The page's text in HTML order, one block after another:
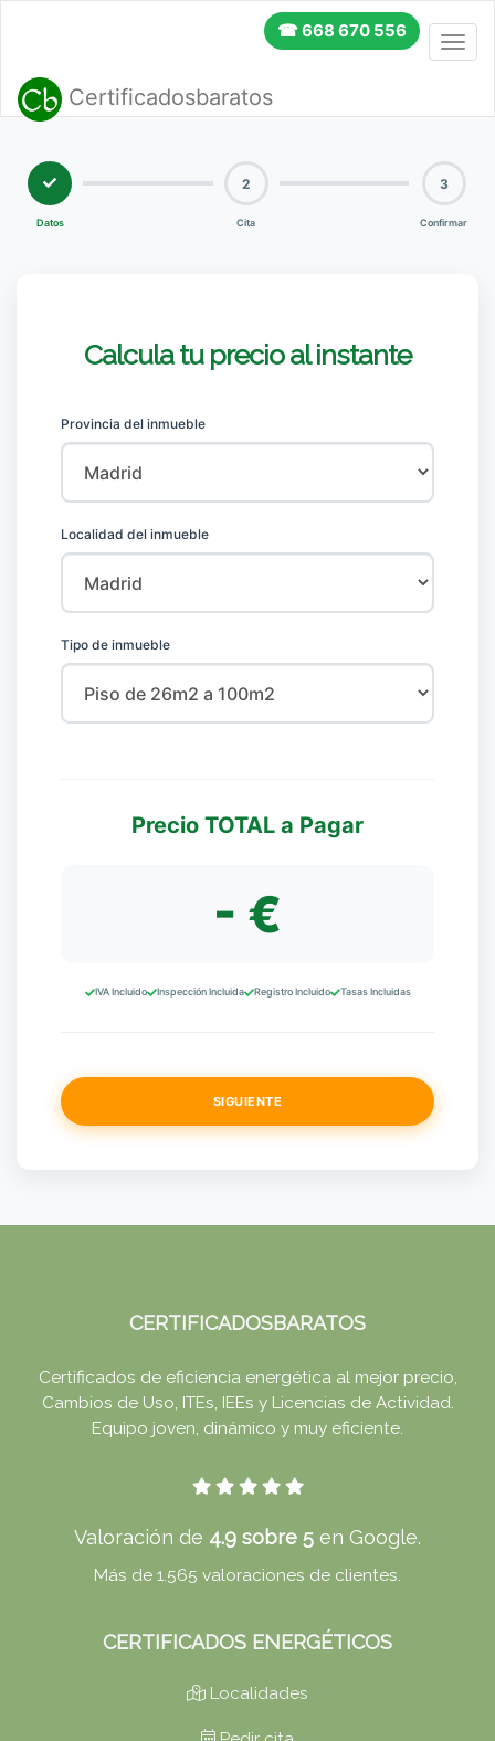
☎ 668 670 556
Certificadosbaratos
Datos
2
Cita
3
Confirmar
Calcula tu precio al instante
Provincia del inmueble
Localidad del inmueble
Tipo de inmueble
Precio TOTAL a Pagar
- €
IVA Incluido Inspección Incluida Registro Incluido Tasas Incluidas
SIGUIENTE
CERTIFICADOSBARATOS
Certificados de eficiencia energética al mejor precio,
Cambios de Uso, ITEs, IEEs y Licencias de Actividad.
Equipo joven, dinámico y muy eficiente.
Valoración de 4.9 sobre 5 en Google.
Más de 1.565 valoraciones de clientes.
CERTIFICADOS ENERGÉTICOS
Localidades